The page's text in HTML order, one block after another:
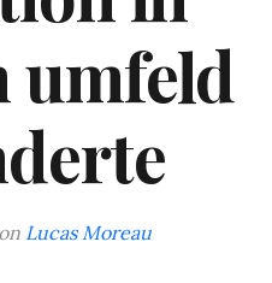
umfeld
Lucas Moreau